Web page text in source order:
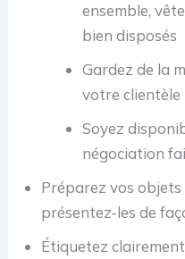
ensemble,
bien disposés
Gardez de la
votre clientèle
Soyez
négociation
Préparez vos
présentez-les de
Étiquetez